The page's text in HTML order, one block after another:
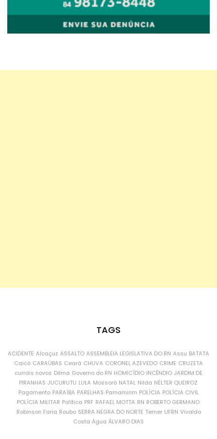
TAGS
ACIDENTE Alcaçuz ASSALTO ASSEMBLEIA LEGISLATIVA DO RN Assu BATATA
Caicó CARAÚBAS Ceará CHUVA CORONEL AZEVEDO CRIME CRUZETA
currais novos Dilma Governo do RN HOMICÍDIO INCÊNDIO JARDIM DE
PIRANHAS JUCURUTU LULA Mossoró NATAL Nilda NÉLTER QUEIROZ
Pagamento PARAÍBA PARELHAS Parnamirim POLÍCIA POLÍCIA CIVIL
POLÍCIA MILITAR Política PRF RAFAEL MOTTA RN ROBERTO GERMANO
Robinson Faria Roubo SERRA NEGRA DO NORTE Temer UFRN Vivaldo
Costa Água ÁLVARO DIAS